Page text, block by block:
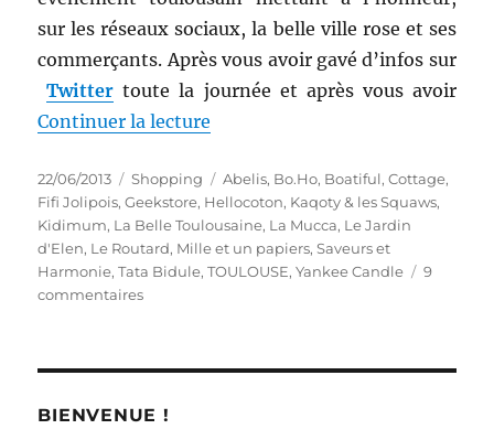
sur les réseaux sociaux, la belle ville rose et ses
commerçants. Après vous avoir gavé d’infos sur
Twitter toute la journée et après vous avoir
Continuer la lecture
Publié
le
22/06/2013 Catégories
Shopping Étiquettes
Abelis, Bo.Ho, Boatiful,Cottage,
Fifi Jolipois,Geekstore, Hellocoton, Kaqoty & les Squaws,
Kidimum, La Belle Toulousaine, La Mucca, Le Jardin
d'Elen, Le Routard, Mille et un papiers,Saveurs et
Harmonie,Tata Bidule,TOULOUSE,Yankee Candle
9
commentairessur
partie
BIENVENUE !